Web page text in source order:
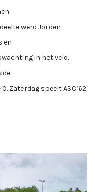
werd Jorden
en
in het veld.
Zaterdag speelt ASC’62